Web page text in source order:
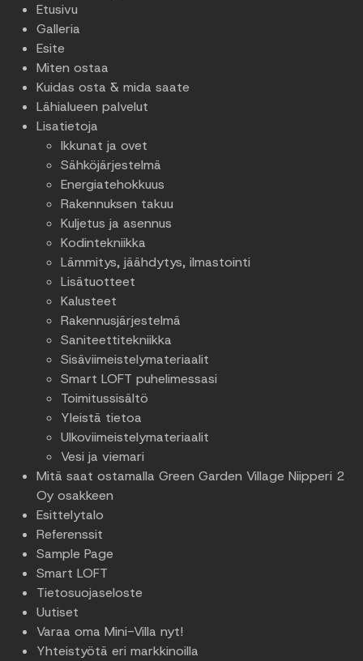
Etusivu
Galleria
Esite
Miten ostaa
Kuidas osta & mida saate
Lähialueen palvelut
Lisatietoja
Ikkunat ja ovet
Sähköjärjestelmä
Energiatehokkuus
Rakennuksen takuu
Kuljetus ja asennus
Kodintekniikka
Lämmitys, jäähdytys, ilmastointi
Lisätuotteet
Kalusteet
Rakennusjärjestelmä
Saniteettitekniikka
Sisäviimeistelymateriaalit
Smart LOFT puhelimessasi
Toimitussisältö
Yleistä tietoa
Ulkoviimeistelymateriaalit
Vesi ja viemari
Mitä saat ostamalla Green Garden Village Niipperi 2
Oy osakkeen
Esittelytalo
Referenssit
Sample Page
Smart LOFT
Tietosuojaseloste
Uutiset
Varaa oma Mini-Villa nyt!
Yhteistyötä eri markkinoilla